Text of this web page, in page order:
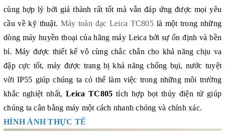
cùng hợp lý bởi giá thành rất tốt mà vẫn đáp ứng được mọi yêu
cầu về kỹ thuật. Máy toàn đạc Leica TC805là một trong những
dòng máy huyền thoại của hãng máy Leica bởi sự ổn định và bền
bỉ. Máy được thiết kế vô cùng chắc chắn cho khả năng chịu va
đập cực tốt, máy được trang bị khả năng chống bụi, nước tuyệt
vời IP55 giúp chúng ta có thể làm việc trong những môi trường
khắc nghiệt nhất,Leica TC805 tích hợp bọt thủy điện tử giúp
chúng ta cân bằng máy một cách nhanh chóng và chính xác.
HÌNH ẢNH THỰC TẾ